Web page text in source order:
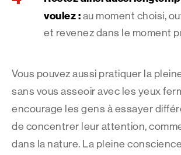
voulez : au moment choisi,
et revenez dans le moment
Vous pouvez aussi pratiquer la
sans vous asseoir avec les yeux
encourage les gens à essayer
de concentrer leur attention,
dans la nature. La pleine